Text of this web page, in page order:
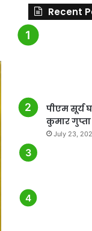
Recent
पीएम सूर्य
कुमार
July 23,